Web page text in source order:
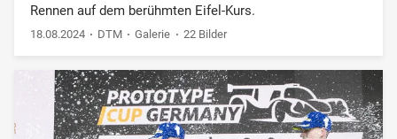
Rennen auf dem berühmten Eifel-Kurs.
18.08.2024 DTM Galerie 22 Bilder